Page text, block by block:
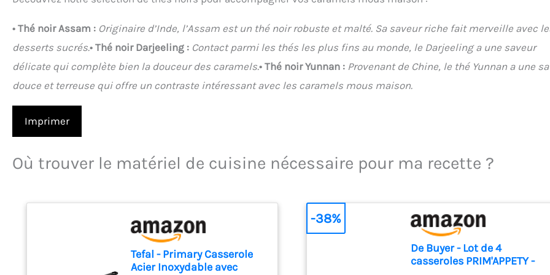
• Thé noir Assam : Originaire d’Inde, l’Assam est un thé noir robuste et malté. Sa saveur riche fait merveille avec
desserts sucrés.• Thé noir Darjeeling : Contact parmi les thés les plus fins au monde, le Darjeeling a une saveur
délicate qui complète bien la douceur des caramels.• Thé noir Yunnan : Provenant de Chine, le thé Yunnan a une
douce et terreuse qui offre un contraste intéressant avec les caramels mous maison.
Imprimer
Où trouver le matériel de cuisine nécessaire pour ma recette ?
Tefal - Primary Casserole
Acier Inoxydable avec
De Buyer - Lot de 4
casseroles PRIM'APPETY -
-38%